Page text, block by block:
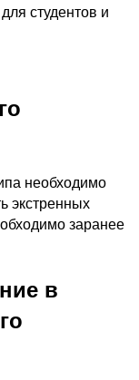
студентов и
необходимо
экстренных
заранее
в